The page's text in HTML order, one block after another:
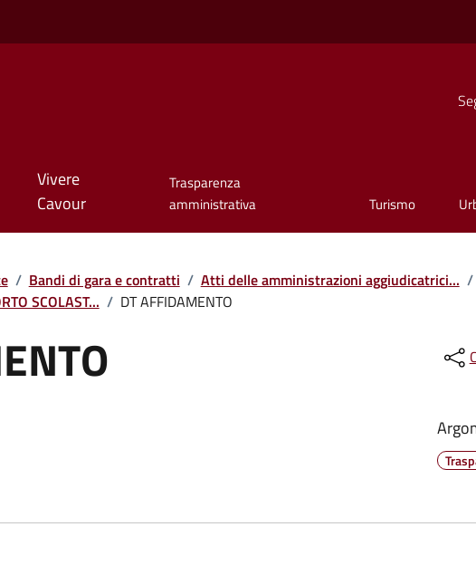
Vivere
Cavour
Trasparenza
amministrativa
Turismo
/ Bandi di gara e contratti / Atti delle amministrazioni aggiudicatrici... /
SCOLAST... / DT AFFIDAMENTO